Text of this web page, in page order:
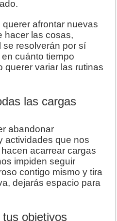
afrontar nuevas
hacer las cosas,
se resolverán por sí
cuánto tiempo
querer variar las rutinas
las cargas
abandonar
actividades que nos
acarrear cargas
impiden seguir
contigo mismo y tira
dejarás espacio para
objetivos